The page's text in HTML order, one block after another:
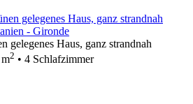
- Gironde
gelegenes Haus, ganz strandnah
2 • 4 Schlafzimmer